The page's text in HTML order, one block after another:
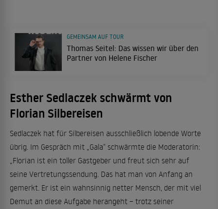
Thomas Seitel: Das wissen wir über den
Partner von Helene Fischer
GEMEINSAM AUF TOUR
Esther Sedlaczek schwärmt von
Florian Silbereisen
Sedlaczek hat für Silbereisen ausschließlich lobende Worte
übrig. Im Gespräch mit „Gala“ schwärmte die Moderatorin:
„Florian ist ein toller Gastgeber und freut sich sehr auf
seine Vertretungssendung. Das hat man von Anfang an
gemerkt. Er ist ein wahnsinnig netter Mensch, der mit viel
Demut an diese Aufgabe herangeht – trotz seiner